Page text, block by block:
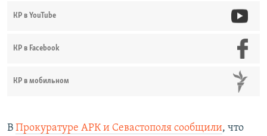
КР в YouTube
КР в Facebook
КР в мобильном
В Прокуратуре АРК и Севастополя сообщили, что